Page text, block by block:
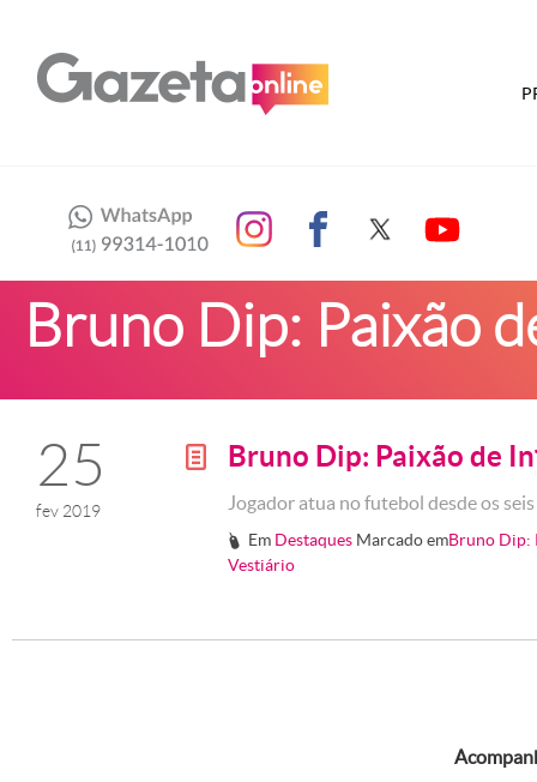
Bruno Dip: Paixão
25
fev 2019
g Bruno Dip: Paixão de
Jogador atua no futebol desde os
# Em Destaques Marcado emBruno Dip:
Vestiário